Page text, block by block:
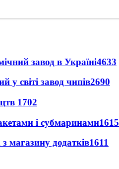
завод в Україні4633
у світі завод чипів2690
1702
і субмаринами1615
магазину додатків1611